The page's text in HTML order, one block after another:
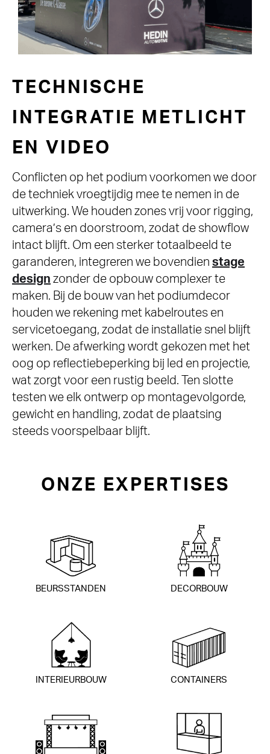
TECHNISCHE
INTEGRATIE METLICHT
EN VIDEO
Conflicten op het podium voorkomen we door
de techniek vroegtijdig mee te nemen in de
uitwerking. We houden zones vrij voor rigging,
camera’s en doorstroom, zodat de showflow
intact blijft. Om een sterker totaalbeeld te
garanderen, integreren we bovendien stage
design zonder de opbouw complexer te
maken. Bij de bouw van het podiumdecor
houden we rekening met kabelroutes en
servicetoegang, zodat de installatie snel blijft
werken. De afwerking wordt gekozen met het
oog op reflectiebeperking bij led en projectie,
wat zorgt voor een rustig beeld. Ten slotte
testen we elk ontwerp op montagevolgorde,
gewicht en handling, zodat de plaatsing
steeds voorspelbaar blijft.
ONZE EXPERTISES
BEURSSTANDEN DECORBOUW
INTERIEURBOUW CONTAINERS